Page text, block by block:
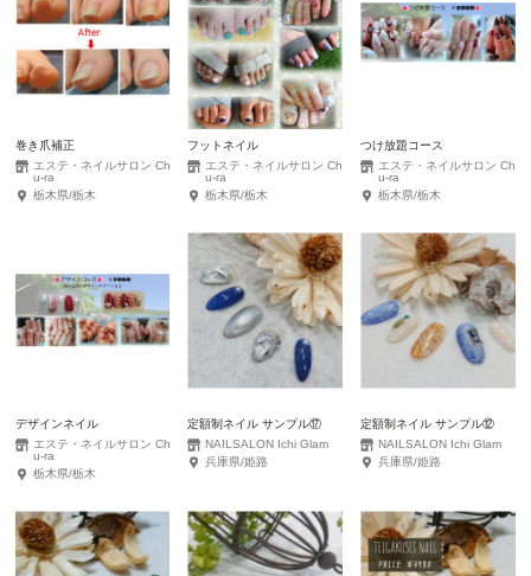
巻き爪補正
エステ・ネイルサロン Ch
u-ra
栃木県/栃木
フットネイル
エステ・ネイルサロン Ch
u-ra
栃木県/栃木
つけ放題コース
エステ・ネイルサロン Ch
u-ra
栃木県/栃木
デザインネイル
エステ・ネイルサロン Ch
u-ra
栃木県/栃木
定額制ネイル サンプル⑰
NAILSALON Ichi Glam
兵庫県/姫路
定額制ネイル サンプル⑫
NAILSALON Ichi Glam
兵庫県/姫路